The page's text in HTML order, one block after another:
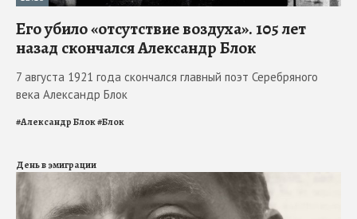
Его убило «отсутствие воздуха». 105 лет
назад скончался Александр Блок
7 августа 1921 года скончался главный поэт Серебряного
века Александр Блок
#Александр Блок#Блок
День в эмиграции